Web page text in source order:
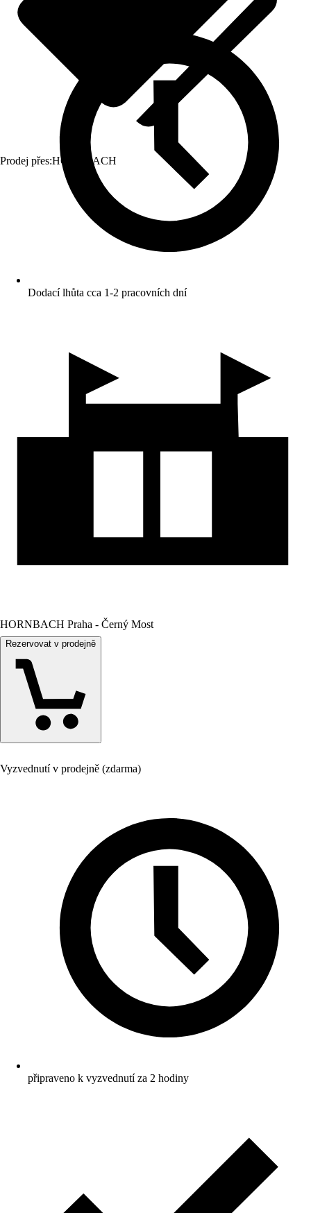
Prodej přes:HORNBACH
Dodací lhůta cca 1-2 pracovních dní
HORNBACH Praha - Černý Most
Rezervovat v prodejně
Vyzvednutí v prodejně (zdarma)
připraveno k vyzvednutí za 2 hodiny